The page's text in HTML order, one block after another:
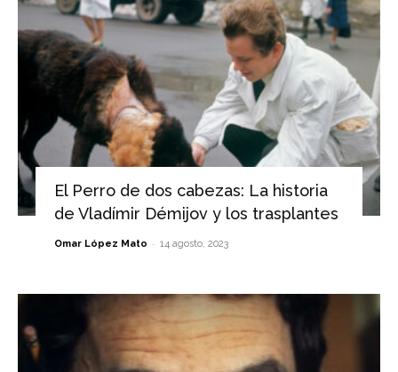
El Perro de dos cabezas: La historia
de Vladímir Démijov y los trasplantes
Omar López Mato - 14 agosto, 2023